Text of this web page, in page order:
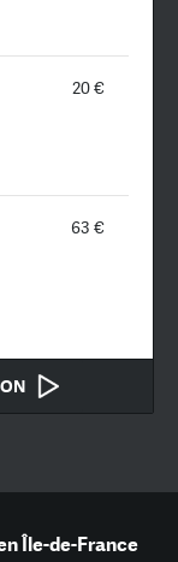
20 €
63 €
Île-de-France